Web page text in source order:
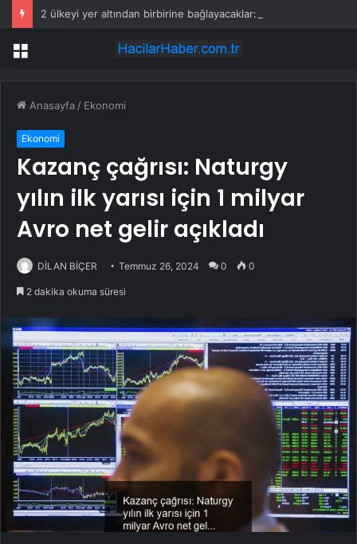
Menü
Anasayfa / Ekonomi
Ekonomi
Kazanç çağrısı: Naturgy
yılın ilk yarısı için 1 milyar
Avro net gelir açıkladı
DİLAN BİÇER Temmuz 26, 2024 0 0
2 dakika okuma süresi